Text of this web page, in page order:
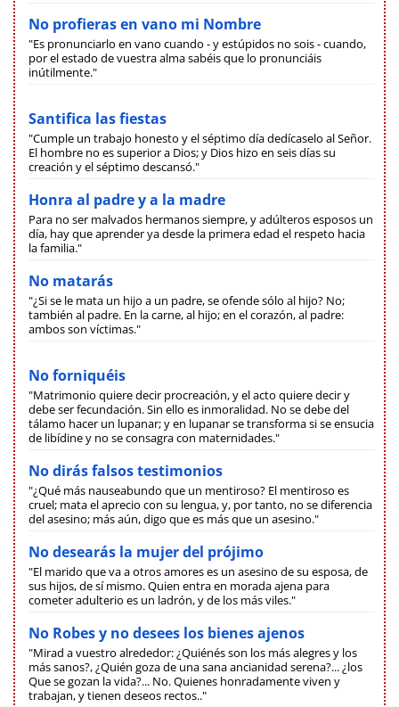
No profieras en vano mi Nombre
"Es pronunciarlo en vano cuando - y estúpidos no sois - cuando,
por el estado de vuestra alma sabéis que lo pronunciáis
inútilmente."
Santifica las fiestas
"Cumple un trabajo honesto y el séptimo día dedícaselo al Señor.
El hombre no es superior a Dios; y Dios hizo en seis días su
creación y el séptimo descansó."
Honra al padre y a la madre
Para no ser malvados hermanos siempre, y adúlteros esposos un
día, hay que aprender ya desde la primera edad el respeto hacia
la familia."
No matarás
"¿Si se le mata un hijo a un padre, se ofende sólo al hijo? No;
también al padre. En la carne, al hijo; en el corazón, al padre:
ambos son víctimas."
No forniquéis
"Matrimonio quiere decir procreación, y el acto quiere decir y
debe ser fecundación. Sin ello es inmoralidad. No se debe del
tálamo hacer un lupanar; y en lupanar se transforma si se ensucia
de libídine y no se consagra con maternidades."
No dirás falsos testimonios
"¿Qué más nauseabundo que un mentiroso? El mentiroso es
cruel; mata el aprecio con su lengua, y, por tanto, no se diferencia
del asesino; más aún, digo que es más que un asesino."
No desearás la mujer del prójimo
"El marido que va a otros amores es un asesino de su esposa, de
sus hijos, de sí mismo. Quien entra en morada ajena para
cometer adulterio es un ladrón, y de los más viles."
No Robes y no desees los bienes ajenos
"Mirad a vuestro alrededor: ¿Quiénés son los más alegres y los
más sanos?, ¿Quién goza de una sana ancianidad serena?... ¿los
Que se gozan la vida?... No. Quienes honradamente viven y
trabajan, y tienen deseos rectos.."